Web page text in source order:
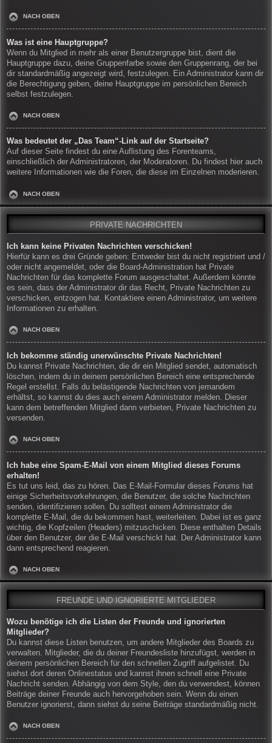
NACH OBEN
Was ist eine Hauptgruppe?
Wenn du Mitglied in mehr als einer Benutzergruppe bist, dient die
Hauptgruppe dazu, deine Gruppenfarbe sowie den Gruppenrang, der bei
dir standardmäßig angezeigt wird, festzulegen. Ein Administrator kann dir
die Berechtigung geben, deine Hauptgruppe im persönlichen Bereich
selbst festzulegen.
NACH OBEN
Was bedeutet der „Das Team“-Link auf der Startseite?
Auf dieser Seite findest du eine Auflistung des Forenteams,
einschließlich der Administratoren, der Moderatoren. Du findest hier auch
weitere Informationen wie die Foren, die diese im Einzelnen moderieren.
NACH OBEN
PRIVATE NACHRICHTEN
Ich kann keine Privaten Nachrichten verschicken!
Hierfür kann es drei Gründe geben: Entweder bist du nicht registriert und /
oder nicht angemeldet, oder die Board-Administration hat Private
Nachrichten für das komplette Forum ausgeschaltet. Außerdem könnte
es sein, dass der Administrator dir das Recht, Private Nachrichten zu
verschicken, entzogen hat. Kontaktiere einen Administrator, um weitere
Informationen zu erhalten.
NACH OBEN
Ich bekomme ständig unerwünschte Private Nachrichten!
Du kannst Private Nachrichten, die dir ein Mitglied sendet, automatisch
löschen, indem du in deinem persönlichen Bereich eine entsprechende
Regel erstellst. Falls du belästigende Nachrichten von jemandem
erhältst, so kannst du dies auch einem Administrator melden. Dieser
kann dem betreffenden Mitglied dann verbieten, Private Nachrichten zu
versenden.
NACH OBEN
Ich habe eine Spam-E-Mail von einem Mitglied dieses Forums
erhalten!
Es tut uns leid, das zu hören. Das E-Mail-Formular dieses Forums hat
einige Sicherheitsvorkehrungen, die Benutzer, die solche Nachrichten
senden, identifizieren sollen. Du solltest einem Administrator die
komplette E-Mail, die du bekommen hast, weiterleiten. Dabei ist es ganz
wichtig, die Kopfzeilen (Headers) mitzuschicken. Diese enthalten Details
über den Benutzer, der die E-Mail verschickt hat. Der Administrator kann
dann entsprechend reagieren.
NACH OBEN
FREUNDE UND IGNORIERTE MITGLIEDER
Wozu benötige ich die Listen der Freunde und ignorierten
Mitglieder?
Du kannst diese Listen benutzen, um andere Mitglieder des Boards zu
verwalten. Mitglieder, die du deiner Freundesliste hinzufügst, werden in
deinem persönlichen Bereich für den schnellen Zugriff aufgelistet. Du
siehst dort deren Onlinestatus und kannst ihnen schnell eine Private
Nachricht senden. Abhängig von dem Style, den du verwendest, können
Beiträge deiner Freunde auch hervorgehoben sein. Wenn du einen
Benutzer ignorierst, dann siehst du seine Beiträge standardmäßig nicht.
NACH OBEN